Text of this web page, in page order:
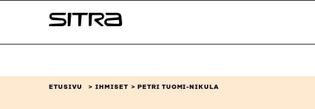
sisältöön
Sitra
ETUSIVU IHMISET PETRI TUOMI-NIKULA